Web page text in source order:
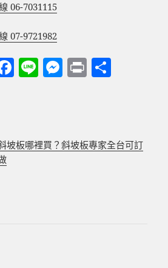
06-7031115
07-9721982
F
b
Li M
g
P
坡板哪裡買？斜坡板專家全台可訂